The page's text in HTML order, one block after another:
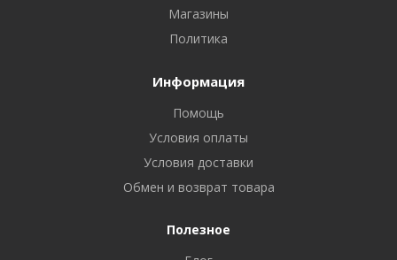
Магазины
Политика
Информация
Помощь
Условия оплаты
Условия доставки
Обмен и возврат товара
Полезное